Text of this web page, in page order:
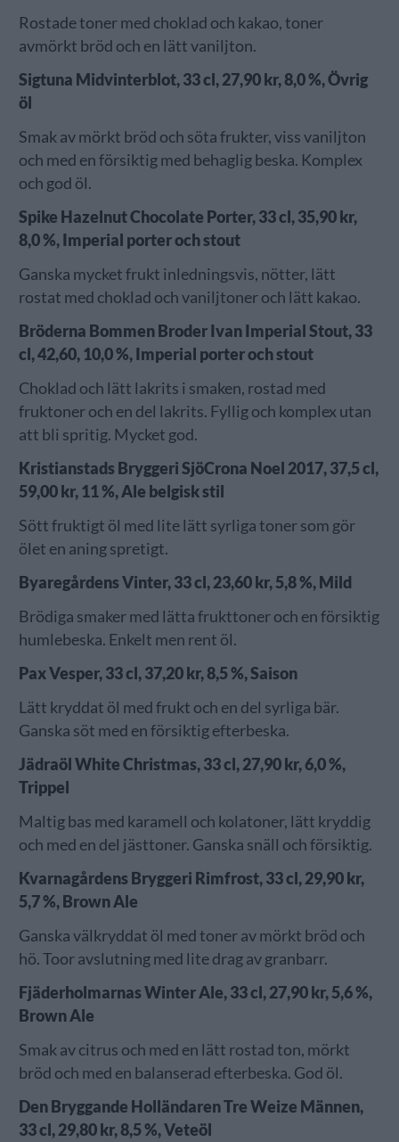
Rostade toner med choklad och kakao, toner
avmörkt bröd och en lätt vaniljton.
Sigtuna Midvinterblot, 33 cl, 27,90 kr, 8,0 %, Övrig
öl
Smak av mörkt bröd och söta frukter, viss vaniljton
och med en försiktig med behaglig beska. Komplex
och god öl.
Spike Hazelnut Chocolate Porter, 33 cl, 35,90 kr,
8,0 %, Imperial porter och stout
Ganska mycket frukt inledningsvis, nötter, lätt
rostat med choklad och vaniljtoner och lätt kakao.
Bröderna Bommen Broder Ivan Imperial Stout, 33
cl, 42,60, 10,0 %, Imperial porter och stout
Choklad och lätt lakrits i smaken, rostad med
fruktoner och en del lakrits. Fyllig och komplex utan
att bli spritig. Mycket god.
Kristianstads Bryggeri SjöCrona Noel 2017, 37,5 cl,
59,00 kr, 11 %, Ale belgisk stil
Sött fruktigt öl med lite lätt syrliga toner som gör
ölet en aning spretigt.
Byaregårdens Vinter, 33 cl, 23,60 kr, 5,8 %, Mild
Brödiga smaker med lätta frukttoner och en försiktig
humlebeska. Enkelt men rent öl.
Pax Vesper, 33 cl, 37,20 kr, 8,5 %, Saison
Lätt kryddat öl med frukt och en del syrliga bär.
Ganska söt med en försiktig efterbeska.
Jädraöl White Christmas, 33 cl, 27,90 kr, 6,0 %,
Trippel
Maltig bas med karamell och kolatoner, lätt kryddig
och med en del jästtoner. Ganska snäll och försiktig.
Kvarnagårdens Bryggeri Rimfrost, 33 cl, 29,90 kr,
5,7 %, Brown Ale
Ganska välkryddat öl med toner av mörkt bröd och
hö. Toor avslutning med lite drag av granbarr.
Fjäderholmarnas Winter Ale, 33 cl, 27,90 kr, 5,6 %,
Brown Ale
Smak av citrus och med en lätt rostad ton, mörkt
bröd och med en balanserad efterbeska. God öl.
Den Bryggande Holländaren Tre Weize Männen,
33 cl, 29,80 kr, 8,5 %, Veteöl